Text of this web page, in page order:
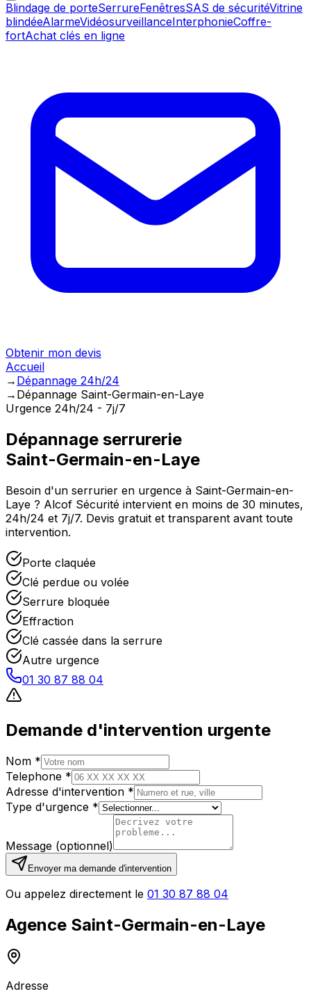
Blindage de porteSerrureFenêtresSAS de sécuritéVitrine
blindéeAlarmeVidéosurveillanceInterphonieCoffre-
fortAchat clés en ligne
Obtenir mon devis
Accueil
→ Dépannage 24h/24
→ Dépannage Saint-Germain-en-Laye
Urgence 24h/24 - 7j/7
Dépannage serrurerie
Saint-Germain-en-Laye
Besoin d'un serrurier en urgence à Saint-Germain-en-
Laye ? Alcof Sécurité intervient en moins de 30 minutes,
24h/24 et 7j/7. Devis gratuit et transparent avant toute
intervention.
Porte claquée
Clé perdue ou volée
Serrure bloquée
Effraction
Clé cassée dans la serrure
Autre urgence
01 30 87 88 04
Demande d'intervention urgente
Nom *
Telephone *
Adresse d'intervention *
Type d'urgence *
Message (optionnel)
Envoyer ma demande d'intervention
Ou appelez directement le 01 30 87 88 04
Agence Saint-Germain-en-Laye
Adresse